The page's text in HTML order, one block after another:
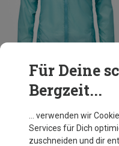
Du sparst 15%
Für Deine
Bergzeit...
… verwenden wir
Services für Dich
zuschneiden und dir